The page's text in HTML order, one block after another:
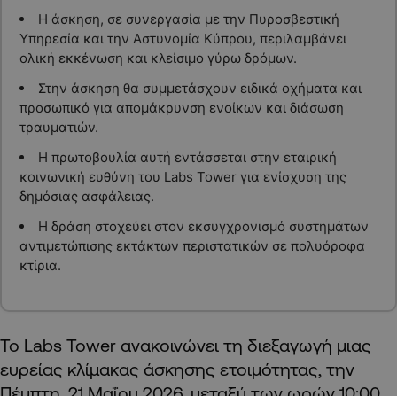
Η άσκηση, σε συνεργασία με την Πυροσβεστική
Υπηρεσία και την Αστυνομία Κύπρου, περιλαμβάνει
ολική εκκένωση και κλείσιμο γύρω δρόμων.
Στην άσκηση θα συμμετάσχουν ειδικά οχήματα και
προσωπικό για απομάκρυνση ενοίκων και διάσωση
τραυματιών.
Η πρωτοβουλία αυτή εντάσσεται στην εταιρική
κοινωνική ευθύνη του Labs Tower για ενίσχυση της
δημόσιας ασφάλειας.
Η δράση στοχεύει στον εκσυγχρονισμό συστημάτων
αντιμετώπισης εκτάκτων περιστατικών σε πολυόροφα
κτίρια.
Το Labs Tower ανακοινώνει τη διεξαγωγή μιας
ευρείας κλίμακας άσκησης ετοιμότητας, την